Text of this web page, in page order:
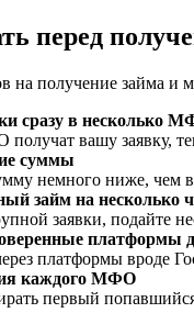
перед
получение займа и
сразу в несколько
вашу заявку,
суммы
немного ниже, чем
займ на несколько
заявки, подайте
платформы
платформы вроде
каждого МФО
первый